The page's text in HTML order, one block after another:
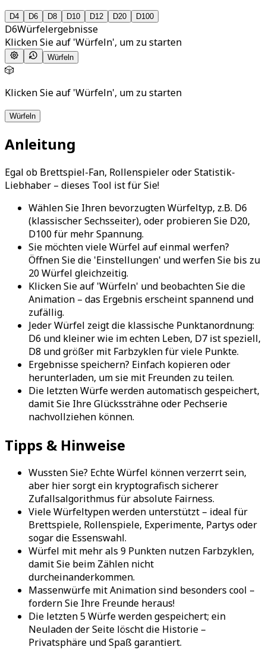
D4 D6 D8 D10 D12 D20 D100
D6Würfelergebnisse
Klicken Sie auf 'Würfeln', um zu starten
Würfeln
🎲
Klicken Sie auf 'Würfeln', um zu starten
Würfeln
Anleitung
Egal ob Brettspiel-Fan, Rollenspieler oder Statistik-
Liebhaber – dieses Tool ist für Sie!
Wählen Sie Ihren bevorzugten Würfeltyp, z.B. D6
(klassischer Sechsseiter), oder probieren Sie D20,
D100 für mehr Spannung.
Sie möchten viele Würfel auf einmal werfen?
Öffnen Sie die 'Einstellungen' und werfen Sie bis zu
20 Würfel gleichzeitig.
Klicken Sie auf 'Würfeln' und beobachten Sie die
Animation – das Ergebnis erscheint spannend und
zufällig.
Jeder Würfel zeigt die klassische Punktanordnung:
D6 und kleiner wie im echten Leben, D7 ist speziell,
D8 und größer mit Farbzyklen für viele Punkte.
Ergebnisse speichern? Einfach kopieren oder
herunterladen, um sie mit Freunden zu teilen.
Die letzten Würfe werden automatisch gespeichert,
damit Sie Ihre Glückssträhne oder Pechserie
nachvollziehen können.
Tipps & Hinweise
Wussten Sie? Echte Würfel können verzerrt sein,
aber hier sorgt ein kryptografisch sicherer
Zufallsalgorithmus für absolute Fairness.
Viele Würfeltypen werden unterstützt – ideal für
Brettspiele, Rollenspiele, Experimente, Partys oder
sogar die Essenswahl.
Würfel mit mehr als 9 Punkten nutzen Farbzyklen,
damit Sie beim Zählen nicht
durcheinanderkommen.
Massenwürfe mit Animation sind besonders cool –
fordern Sie Ihre Freunde heraus!
Die letzten 5 Würfe werden gespeichert; ein
Neuladen der Seite löscht die Historie –
Privatsphäre und Spaß garantiert.